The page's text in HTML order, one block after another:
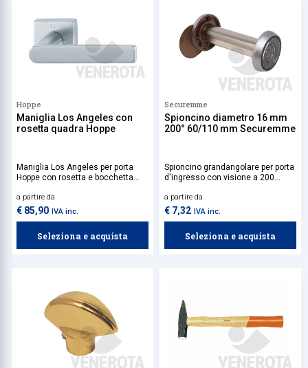
Hoppe
Maniglia Los Angeles con
rosetta quadra Hoppe
Maniglia Los Angeles per porta
Hoppe con rosetta e bocchetta
a partire da
€ 85,90 IVA inc.
Seleziona e acquista
Securemme
Spioncino diametro 16 mm
200° 60/110 mm Securemme
Spioncino grandangolare per porta
d'ingresso con visione a 200
a partire da
€ 7,32 IVA inc.
Seleziona e acquista